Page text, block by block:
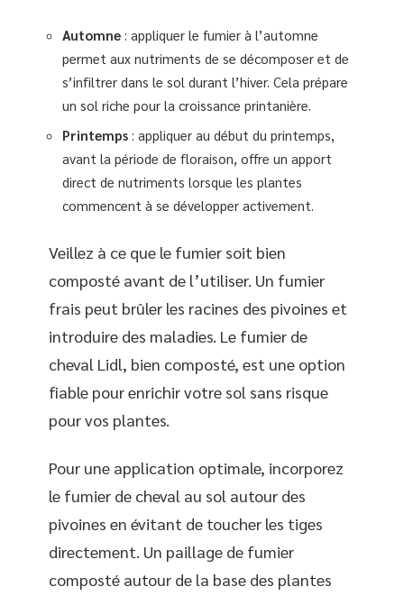
Automne : appliquer le fumier à l’automne
permet aux nutriments de se décomposer et de
s’infiltrer dans le sol durant l’hiver. Cela prépare
un sol riche pour la croissance printanière.
Printemps : appliquer au début du printemps,
avant la période de floraison, offre un apport
direct de nutriments lorsque les plantes
commencent à se développer activement.
Veillez à ce que le fumier soit bien
composté avant de l’utiliser. Un fumier
frais peut brûler les racines des pivoines et
introduire des maladies. Le fumier de
cheval Lidl, bien composté, est une option
fiable pour enrichir votre sol sans risque
pour vos plantes.
Pour une application optimale, incorporez
le fumier de cheval au sol autour des
pivoines en évitant de toucher les tiges
directement. Un paillage de fumier
composté autour de la base des plantes